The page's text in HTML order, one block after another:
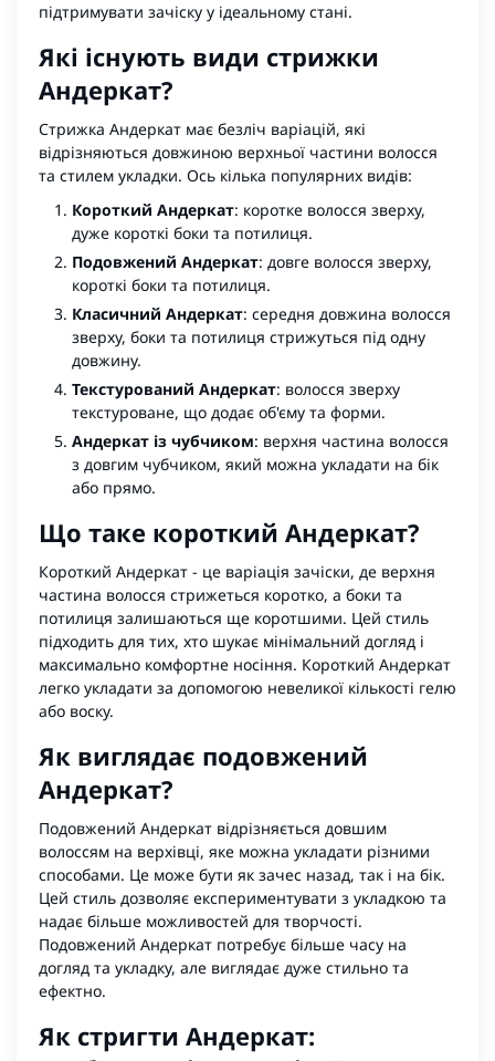
підтримувати зачіску у ідеальному стані.
Які існують види стрижки
Андеркат?
Стрижка Андеркат має безліч варіацій, які
відрізняються довжиною верхньої частини волосся
та стилем укладки. Ось кілька популярних видів:
Короткий Андеркат: коротке волосся зверху,
дуже короткі боки та потилиця.
Подовжений Андеркат: довге волосся зверху,
короткі боки та потилиця.
Класичний Андеркат: середня довжина волосся
зверху, боки та потилиця стрижуться під одну
довжину.
Текстурований Андеркат: волосся зверху
текстуроване, що додає об'єму та форми.
Андеркат із чубчиком: верхня частина волосся
з довгим чубчиком, який можна укладати на бік
або прямо.
Що таке короткий Андеркат?
Короткий Андеркат - це варіація зачіски, де верхня
частина волосся стрижеться коротко, а боки та
потилиця залишаються ще коротшими. Цей стиль
підходить для тих, хто шукає мінімальний догляд і
максимально комфортне носіння. Короткий Андеркат
легко укладати за допомогою невеликої кількості гелю
або воску.
Як виглядає подовжений
Андеркат?
Подовжений Андеркат відрізняється довшим
волоссям на верхівці, яке можна укладати різними
способами. Це може бути як зачес назад, так і на бік.
Цей стиль дозволяє експериментувати з укладкою та
надає більше можливостей для творчості.
Подовжений Андеркат потребує більше часу на
догляд та укладку, але виглядає дуже стильно та
ефектно.
Як стригти Андеркат: